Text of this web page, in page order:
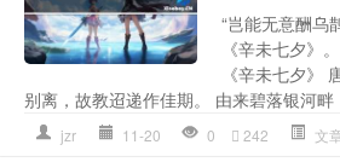
“岂能无意酬乌
《辛未七夕》
《辛未七夕》
别离，故教迢递作佳期。 由来碧落银河畔
jzr 11-20 0 242 文